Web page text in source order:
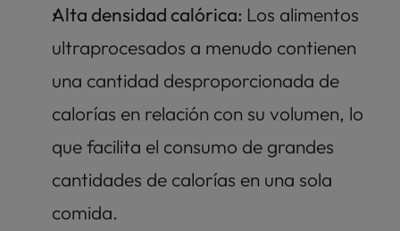
Alta densidad calórica: Los alimentos
ultraprocesados a menudo contienen
una cantidad desproporcionada de
calorías en relación con su volumen, lo
que facilita el consumo de grandes
cantidades de calorías en una sola
comida.